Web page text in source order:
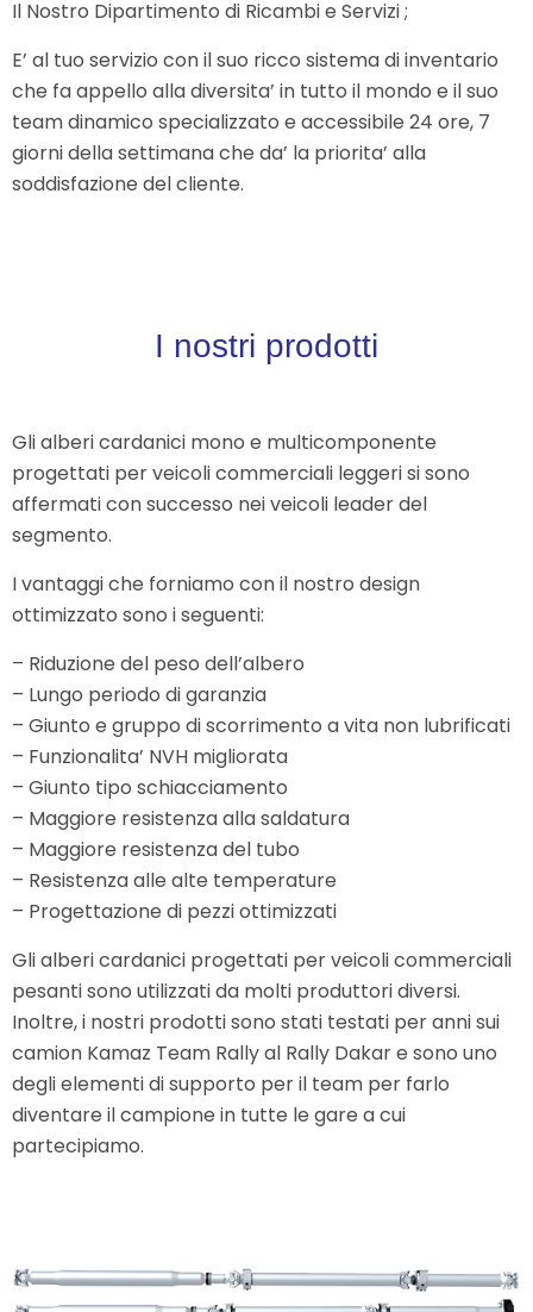
Il Nostro Dipartimento di Ricambi e Servizi ;
E’ al tuo servizio con il suo ricco sistema di inventario
che fa appello alla diversita’ in tutto il mondo e il suo
team dinamico specializzato e accessibile 24 ore, 7
giorni della settimana che da’ la priorita’ alla
soddisfazione del cliente.
I nostri prodotti
Gli alberi cardanici mono e multicomponente
progettati per veicoli commerciali leggeri si sono
affermati con successo nei veicoli leader del
segmento.
I vantaggi che forniamo con il nostro design
ottimizzato sono i seguenti:
– Riduzione del peso dell’albero
– Lungo periodo di garanzia
– Giunto e gruppo di scorrimento a vita non lubrificati
– Funzionalita’ NVH migliorata
– Giunto tipo schiacciamento
– Maggiore resistenza alla saldatura
– Maggiore resistenza del tubo
– Resistenza alle alte temperature
– Progettazione di pezzi ottimizzati
Gli alberi cardanici progettati per veicoli commerciali
pesanti sono utilizzati da molti produttori diversi.
Inoltre, i nostri prodotti sono stati testati per anni sui
camion Kamaz Team Rally al Rally Dakar e sono uno
degli elementi di supporto per il team per farlo
diventare il campione in tutte le gare a cui
partecipiamo.